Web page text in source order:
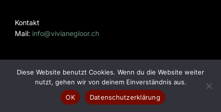
Kontakt
Mail: info@vivianegloor.ch
Privacy Policy
Diese Website benutzt Cookies. Wenn du die Website weiter
nutzt, gehen wir von deinem Einverständnis aus.
OK
Datenschutzerklärung